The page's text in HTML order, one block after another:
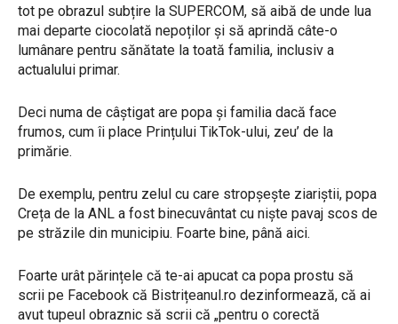
tot pe obrazul subțire la SUPERCOM, să aibă de unde lua
mai departe ciocolată nepoților și să aprindă câte-o
lumânare pentru sănătate la toată familia, inclusiv a
actualului primar.
Deci numa de câștigat are popa și familia dacă face
frumos, cum îi place Prințului TikTok-ului, zeu’ de la
primărie.
De exemplu, pentru zelul cu care stropșește ziariștii, popa
Creța de la ANL a fost binecuvântat cu niște pavaj scos de
pe străzile din municipiu. Foarte bine, până aici.
Foarte urât părințele că te-ai apucat ca popa prostu să
scrii pe Facebook că Bistrițeanul.ro dezinformează, că ai
avut tupeul obraznic să scrii că „pentru o corectă